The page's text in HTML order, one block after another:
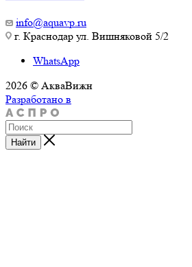
info@aquavp.ru
г. Краснодар ул. Вишняковой 5/2
WhatsApp
2026 © АкваВижн
Разработано в
Найти